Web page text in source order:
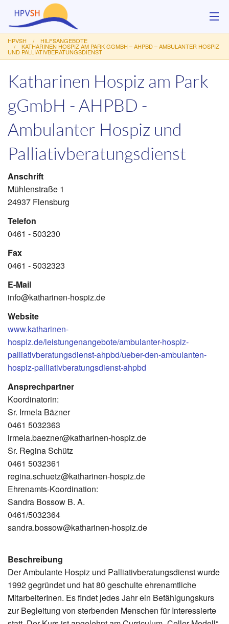
Über uns
HPVSH HILFSANGEBOTE
KATHARINEN HOSPIZ AM PARK GGMBH – AHPBD – AMBULANTER HOSPIZ
UND PALLIATIVBERATUNGSDIENST
Katharinen Hospiz am Park
gGmbH - AHPBD -
Ambulanter Hospiz und
Palliativberatungsdienst
Anschrift
Mühlenstraße 1
24937 Flensburg
Telefon
0461 - 503230
Fax
0461 - 5032323
E-Mail
info@katharinen-hospiz.de
Website
www.katharinen-
hospiz.de/leistungenangebote/ambulanter-hospiz-
palliativberatungsdienst-ahpbd/ueber-den-ambulanten-
hospiz-palliativberatungsdienst-ahpbd
Ansprechpartner
Koordinatorin:
Sr. Irmela Bäzner
0461 5032363
irmela.baezner@katharinen-hospiz.de
Sr. Regina Schütz
0461 5032361
regina.schuetz@katharinen-hospiz.de
Ehrenamts-Koordination:
Sandra Bossow B. A.
0461/5032364
sandra.bossow@katharinen-hospiz.de
Beschreibung
Der Ambulante Hospiz und Palliativberatungsdienst wurde
1992 gegründet und hat 80 geschulte ehrenamtliche
MitarbeiterInen. Es findet jedes Jahr ein Befähigungskurs
zur Begleitung von sterbenden Menschen für Interessierte